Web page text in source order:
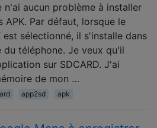
n'ai aucun problème à installer
APK. Par défaut, lorsque le
est sélectionné, il s'installe dans
du téléphone. Je veux qu'il
sur SDCARD. J'ai
de mon …
app2sd apk